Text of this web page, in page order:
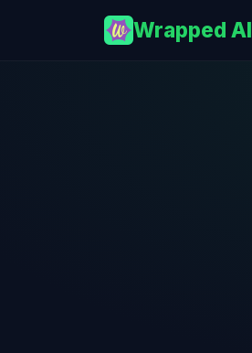
Wrapped AI